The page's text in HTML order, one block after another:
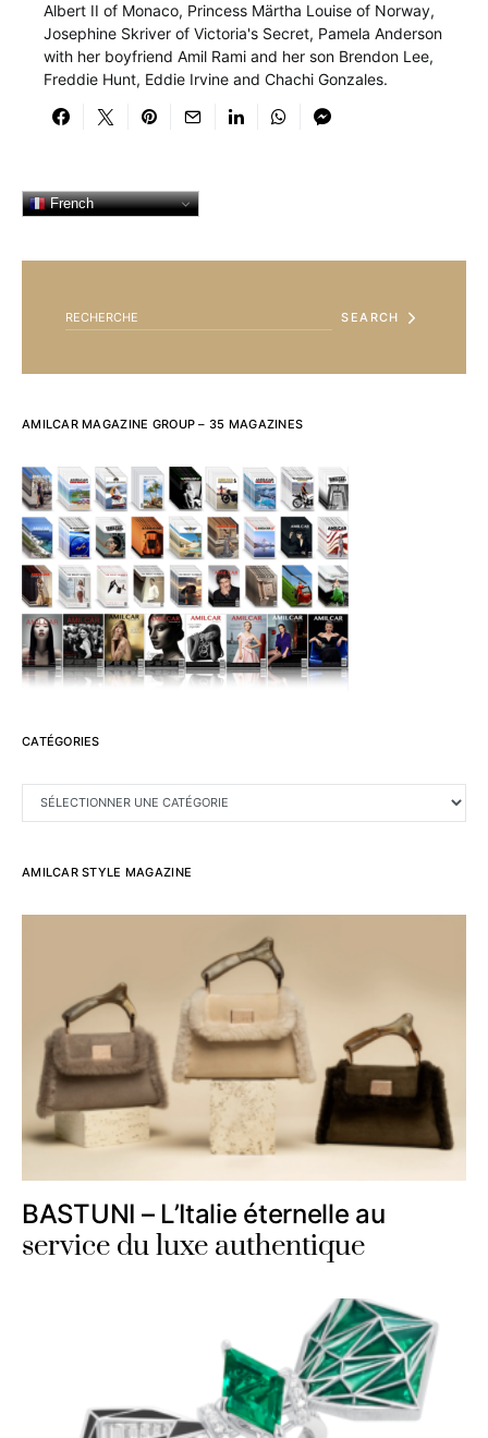
Albert II of Monaco, Princess Märtha Louise of Norway,
Josephine Skriver of Victoria's Secret, Pamela Anderson
with her boyfriend Amil Rami and her son Brendon Lee,
Freddie Hunt, Eddie Irvine and Chachi Gonzales.
French
SEARCH
AMILCAR MAGAZINE GROUP – 35 MAGAZINES
CATÉGORIES
CATÉGORIES
AMILCAR STYLE MAGAZINE
BASTUNI – L’Italie éternelle au
service du luxe authentique